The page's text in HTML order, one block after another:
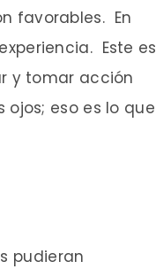
favorables. En
Este es
y tomar acción
eso es lo que
pudieran